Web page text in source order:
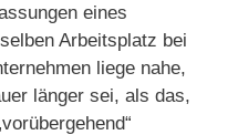
eines
Arbeitsplatz bei
liege nahe,
länger sei, als das,